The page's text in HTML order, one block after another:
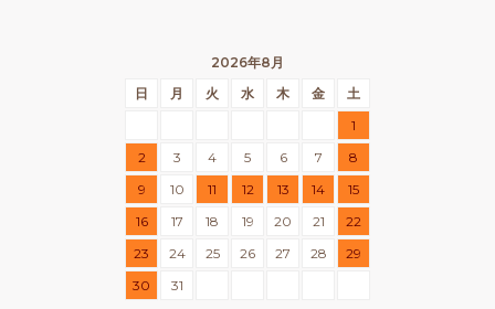
2026年8月
日
月 火 水 木 金
土
1
2
3 4 5 6 7
8
9
10 11 12 13 14
15
16
17 18 19 20 21
22
23
24 25 26 27 28
29
30
31